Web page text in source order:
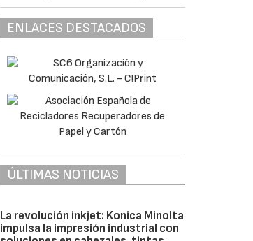
ENLACES DESTACADOS
ÚLTIMAS NOTICIAS
La revolución inkjet: Konica Minolta
impulsa la impresión industrial con